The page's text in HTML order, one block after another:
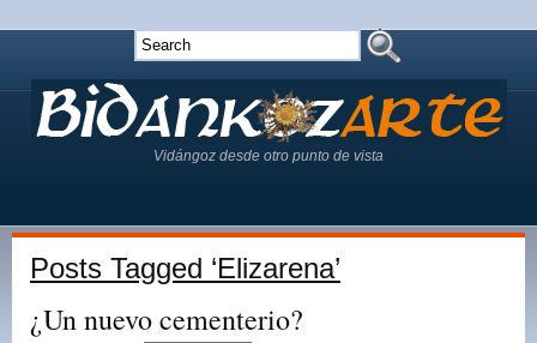
Vidángoz desde otro punto de vista
Posts Tagged ‘Elizarena’
¿Un nuevo cementerio?